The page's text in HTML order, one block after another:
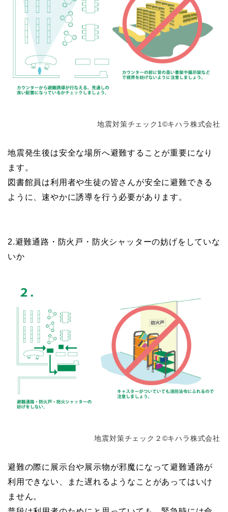
地震対策チェック1©キハラ株式会社
地震発生後は安全な場所へ避難することが重要になり
ます。
図書館員は利用者や生徒の皆さんが安全に避難できる
ように、速やかに誘導を行う必要があります。
2.避難通路・防火戸・防火シャッターの妨げをしていな
いか
地震対策チェック２©キハラ株式会社
避難の際に展示台や展示物が邪魔になって避難通路が
利用できない、また遅れるようなことがあってはいけ
ません。